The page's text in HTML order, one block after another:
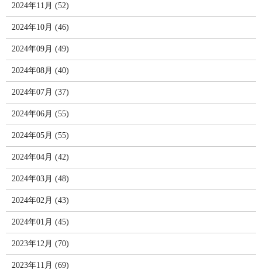
2024年11月 (52)
2024年10月 (46)
2024年09月 (49)
2024年08月 (40)
2024年07月 (37)
2024年06月 (55)
2024年05月 (55)
2024年04月 (42)
2024年03月 (48)
2024年02月 (43)
2024年01月 (45)
2023年12月 (70)
2023年11月 (69)